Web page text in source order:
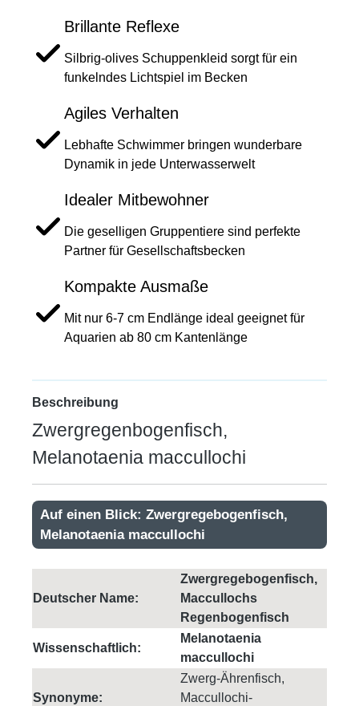
Brillante Reflexe
Silbrig-olives Schuppenkleid sorgt für ein
funkelndes Lichtspiel im Becken
Agiles Verhalten
Lebhafte Schwimmer bringen wunderbare
Dynamik in jede Unterwasserwelt
Idealer Mitbewohner
Die geselligen Gruppentiere sind perfekte
Partner für Gesellschaftsbecken
Kompakte Ausmaße
Mit nur 6-7 cm Endlänge ideal geeignet für
Aquarien ab 80 cm Kantenlänge
Beschreibung
Zwergregenbogenfisch,
Melanotaenia maccullochi
Auf einen Blick: Zwergregebogenfisch,
Melanotaenia maccullochi
Deutscher Name:
Zwergregebogenfisch,
Maccullochs
Regenbogenfisch
Wissenschaftlich:
Melanotaenia
maccullochi
Synonyme:
Zwerg-Ährenfisch,
Maccullochi-